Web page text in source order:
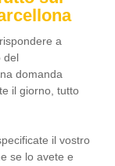
a
del
domanda
il giorno, tutto
il vostro
se lo avete e